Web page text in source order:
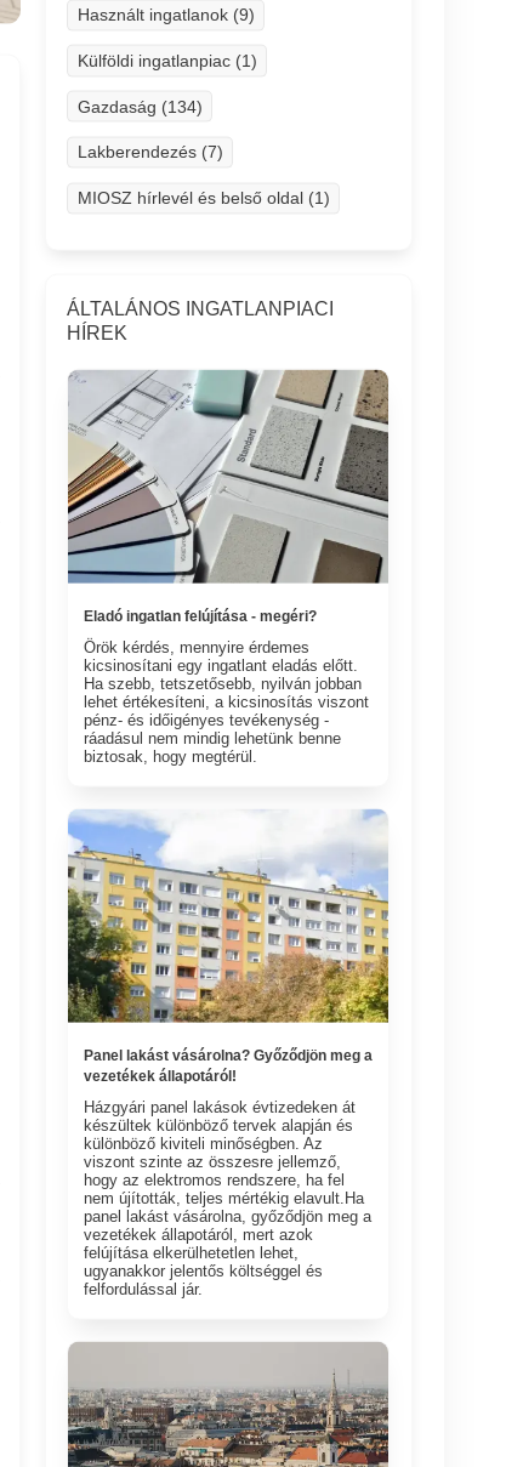
Használt ingatlanok (9)
Külföldi ingatlanpiac (1)
Gazdaság (134)
Lakberendezés (7)
MIOSZ hírlevél és belső oldal (1)
ÁLTALÁNOS INGATLANPIACI
HÍREK
Eladó ingatlan felújítása - megéri?
Örök kérdés, mennyire érdemes
kicsinosítani egy ingatlant eladás előtt.
Ha szebb, tetszetősebb, nyilván jobban
lehet értékesíteni, a kicsinosítás viszont
pénz- és időigényes tevékenység -
ráadásul nem mindig lehetünk benne
biztosak, hogy megtérül.
Panel lakást vásárolna? Győződjön meg a
vezetékek állapotáról!
Házgyári panel lakások évtizedeken át
készültek különböző tervek alapján és
különböző kiviteli minőségben. Az
viszont szinte az összesre jellemző,
hogy az elektromos rendszere, ha fel
nem újították, teljes mértékig elavult.Ha
panel lakást vásárolna, győződjön meg a
vezetékek állapotáról, mert azok
felújítása elkerülhetetlen lehet,
ugyanakkor jelentős költséggel és
felfordulással jár.